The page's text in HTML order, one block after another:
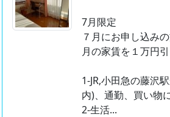
7月限定
７月にお申し込み
月の家賃を１万円引
1-JR,小田急の藤沢
内)、通勤、買い物
2-生活...